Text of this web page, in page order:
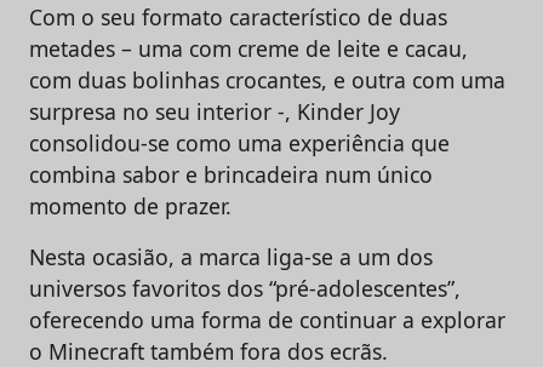
Com o seu formato característico de duas
metades – uma com creme de leite e cacau,
com duas bolinhas crocantes, e outra com uma
surpresa no seu interior -, Kinder Joy
consolidou-se como uma experiência que
combina sabor e brincadeira num único
momento de prazer.
Nesta ocasião, a marca liga-se a um dos
universos favoritos dos “pré-adolescentes”,
oferecendo uma forma de continuar a explorar
o Minecraft também fora dos ecrãs.